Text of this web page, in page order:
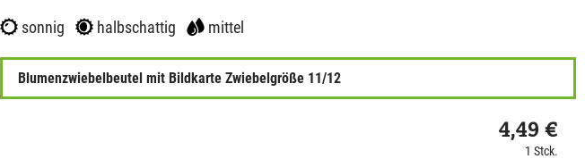
sonnig
halbschattig mittel
Blumenzwiebelbeutel mit Bildkarte Zwiebelgröße 11/12
4,49 €
1 Stck.